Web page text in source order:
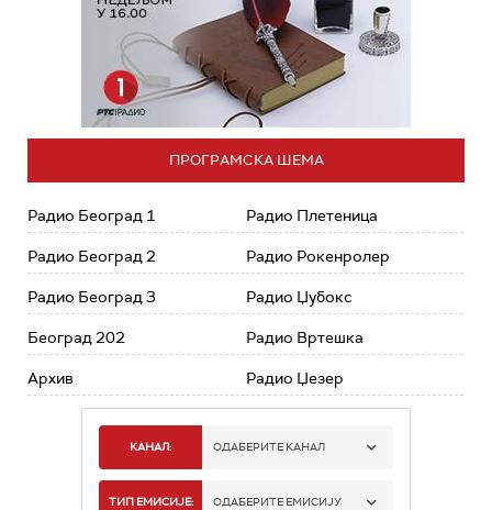
ПРОГРАМСКА ШЕМА
Радио Београд 1
Радио Београд 2
Радио Београд 3
Београд 202
Архив
Радио Плетеница
Радио Рокенролер
Радио Џубокс
Радио Вртешка
Радио Џезер
КАНАЛ: ОДАБЕРИТЕ КАНАЛ
РАДИО БЕОГРАД 1
ТИП ЕМИСИЈЕ: ОДАБЕРИТЕ ЕМИСИЈУ